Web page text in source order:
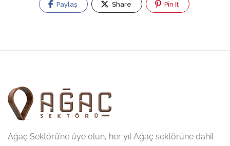
Paylaş Share Pin It
Ağaç Sektörü’ne üye olun, her yıl Ağaç sektörüne dahil